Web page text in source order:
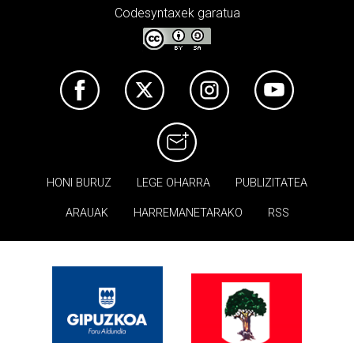
Codesyntaxek garatua
HONI BURUZ LEGE OHARRA PUBLIZITATEA
ARAUAK HARREMANETARAKO RSS